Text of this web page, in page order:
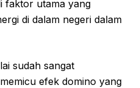
faktor utama yang
di dalam negeri dalam
sudah sangat
efek domino yang